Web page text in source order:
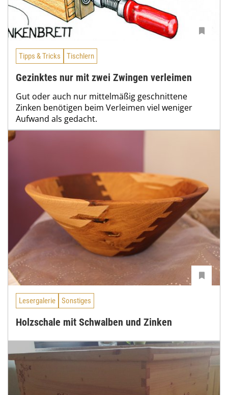
Tipps & Tricks Tischlern
Gezinktes nur mit zwei Zwingen verleimen
Gut oder auch nur mittelmäßig geschnittene
Zinken benötigen beim Verleimen viel weniger
Aufwand als gedacht.
Lesergalerie Sonstiges
Holzschale mit Schwalben und Zinken